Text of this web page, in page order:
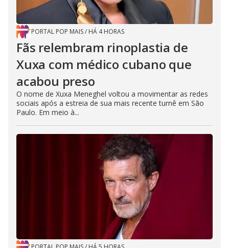
PORTAL POP MAIS/ HÁ 4 HORAS
Fãs relembram rinoplastia de
Xuxa com médico cubano que
acabou preso
O nome de Xuxa Meneghel voltou a movimentar as redes
sociais após a estreia de sua mais recente turnê em São
Paulo. Em meio à...